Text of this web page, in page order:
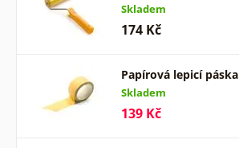
Skladem
174 Kč
Papírová lepicí páska
Skladem
139 Kč